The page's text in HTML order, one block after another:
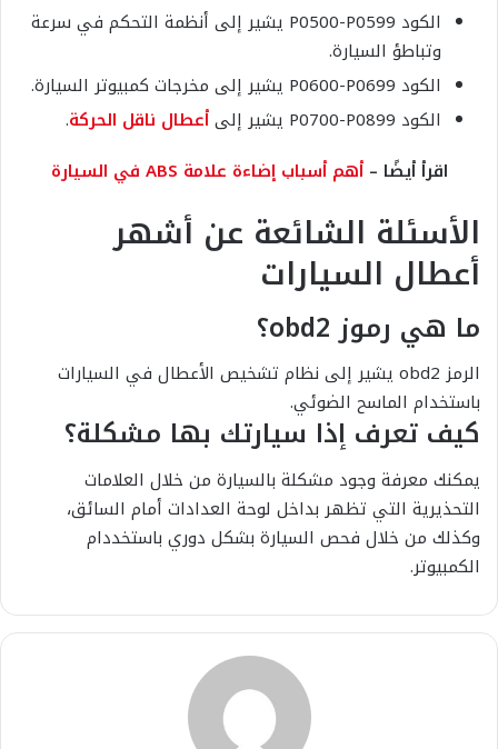
الكود P0500-P0599 يشير إلى أنظمة التحكم في سرعة
وتباطؤ السيارة.
الكود P0600-P0699 يشير إلى مخرجات كمبيوتر السيارة.
الكود P0700-P0899 يشير إلى
أعطال ناقل الحركة.
اقرأ أيضًا –أهم أسباب إضاءة علامة ABS في السيارة
الأسئلة الشائعة عن أشهر
أعطال السيارات
ما هي رموز obd2؟
الرمز obd2 يشير إلى نظام تشخيص الأعطال في السيارات
باستخدام الماسح الضوئي.
كيف تعرف إذا سيارتك بها مشكلة؟
يمكنك معرفة وجود مشكلة بالسيارة من خلال العلامات
التحذيرية التي تظهر بداخل لوحة العدادات أمام السائق،
وكذلك من خلال فحص السيارة بشكل دوري باستخددام
الكمبيوتر.